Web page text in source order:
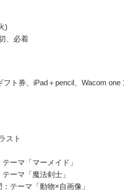
)
、必着
ト券、iPad＋pencil、Wacom one
スト
テーマ「マーメイド」
ーマ「魔法剣士」
：テーマ「動物×自画像」